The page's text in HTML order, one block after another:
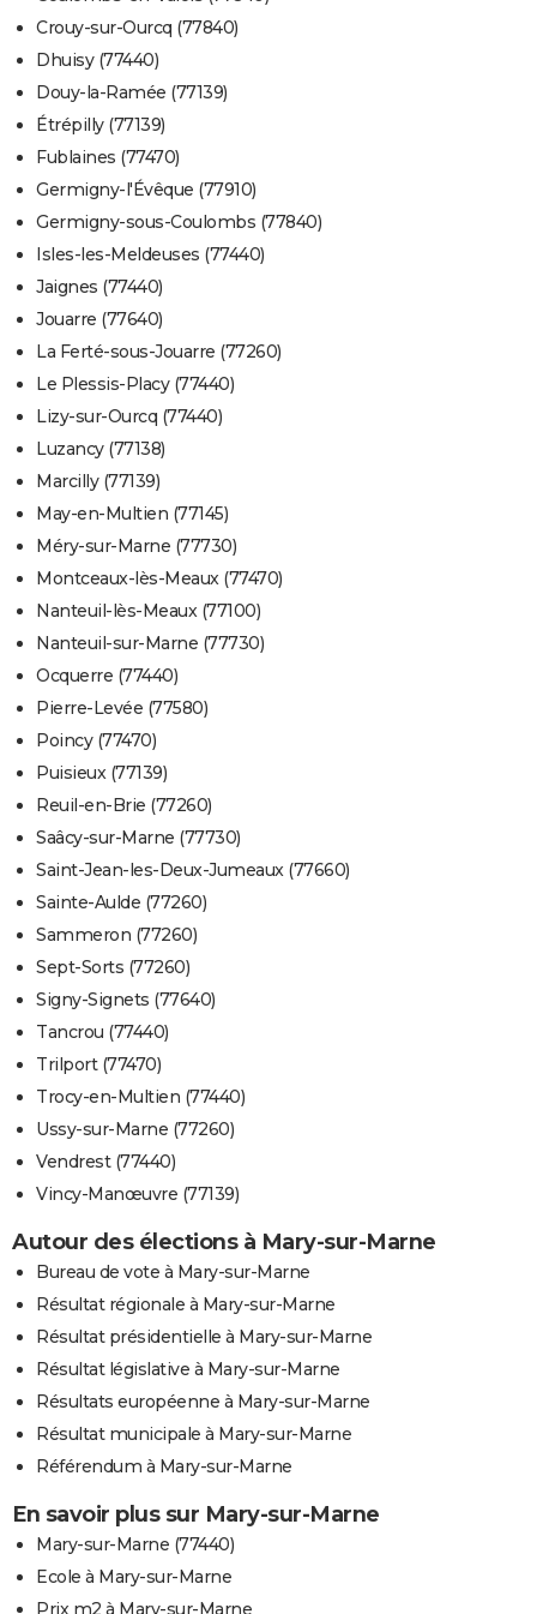
Crouy-sur-Ourcq (77840)
Dhuisy (77440)
Douy-la-Ramée (77139)
Étrépilly (77139)
Fublaines (77470)
Germigny-l'Évêque (77910)
Germigny-sous-Coulombs (77840)
Isles-les-Meldeuses (77440)
Jaignes (77440)
Jouarre (77640)
La Ferté-sous-Jouarre (77260)
Le Plessis-Placy (77440)
Lizy-sur-Ourcq (77440)
Luzancy (77138)
Marcilly (77139)
May-en-Multien (77145)
Méry-sur-Marne (77730)
Montceaux-lès-Meaux (77470)
Nanteuil-lès-Meaux (77100)
Nanteuil-sur-Marne (77730)
Ocquerre (77440)
Pierre-Levée (77580)
Poincy (77470)
Puisieux (77139)
Reuil-en-Brie (77260)
Saâcy-sur-Marne (77730)
Saint-Jean-les-Deux-Jumeaux (77660)
Sainte-Aulde (77260)
Sammeron (77260)
Sept-Sorts (77260)
Signy-Signets (77640)
Tancrou (77440)
Trilport (77470)
Trocy-en-Multien (77440)
Ussy-sur-Marne (77260)
Vendrest (77440)
Vincy-Manœuvre (77139)
Autour des élections à Mary-sur-Marne
Bureau de vote à Mary-sur-Marne
Résultat régionale à Mary-sur-Marne
Résultat présidentielle à Mary-sur-Marne
Résultat législative à Mary-sur-Marne
Résultats européenne à Mary-sur-Marne
Résultat municipale à Mary-sur-Marne
Référendum à Mary-sur-Marne
En savoir plus sur Mary-sur-Marne
Mary-sur-Marne (77440)
Ecole à Mary-sur-Marne
Prix m2 à Mary-sur-Marne